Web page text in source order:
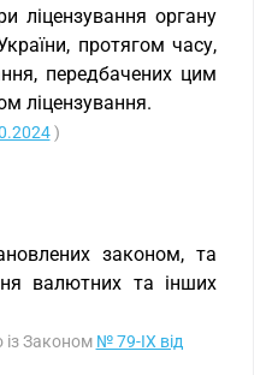
ліцензування органу
протягом часу,
передбачених цим
ліцензування.
)
законом, та
валютних та інших
із Законом № 79-IX від